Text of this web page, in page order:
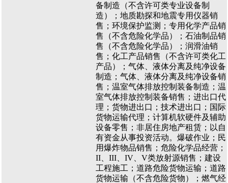
备制造（不含许可类专业设备制
造）；地质勘探和地震专用仪器销
售；环境保护监测；专用化学产品销
售（不含危险化学品）；石油制品销
售（不含危险化学品）；润滑油销
售；化工产品销售（不含许可类化工
产品）；气体、液体分离及纯净设备
制造；气体、液体分离及纯净设备销
售；温室气体排放控制装备制造；温
室气体排放控制装备销售；进出口代
理；货物进出口；技术进出口；国际
货物运输代理；计算机软硬件及辅助
设备零售；非居住房地产租赁；以自
有资金从事投资活动。爆破作业；民
用爆炸物品销售；危险化学品经营；
II、III、IV、V类放射源销售；建设
工程施工；道路危险货物运输；道路
货物运输（不含危险货物）；燃气经